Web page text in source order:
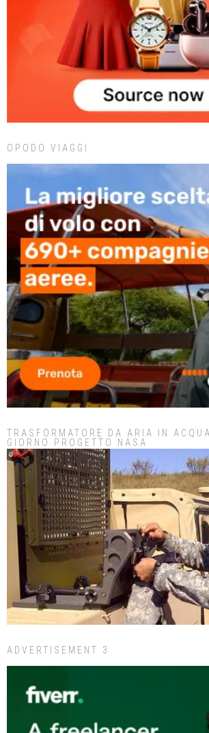
OPODO VIAGGI
TRASFORMATORE DA ARIA IN
GIORNO PROGETTO NASA
ADVERTISEMENT 3